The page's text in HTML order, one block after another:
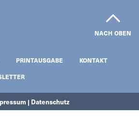
NACH OBEN
PRINTAUSGABE
KONTAKT
| Datenschutz